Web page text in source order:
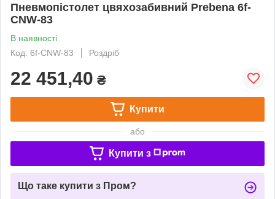
Пневмопістолет цвяхозабивний Prebena 6f-
CNW-83
В наявності
Код: 6f-CNW-83
Роздріб
22 451,40 ₴
Купити
або
Купити з
Що таке купити з Пром?